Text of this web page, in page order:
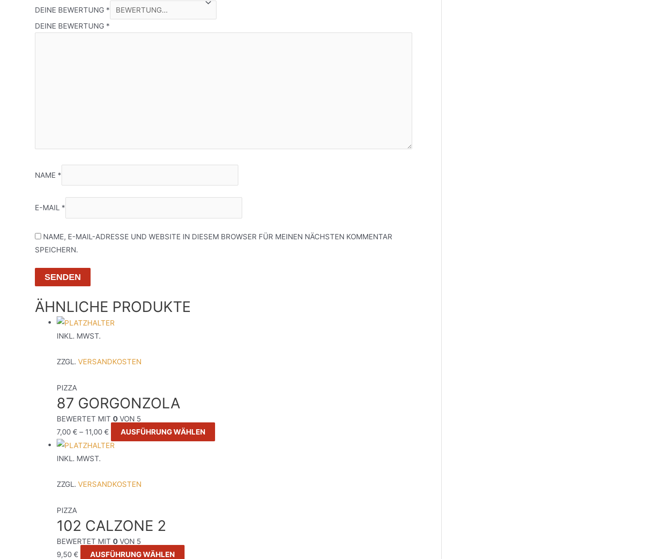
DEINE BEWERTUNG *
DEINE BEWERTUNG *
NAME *
E-MAIL *
NAME, E-MAIL-ADRESSE UND WEBSITE IN DIESEM BROWSER FÜR MEINEN NÄCHSTEN KOMMENTAR
SPEICHERN.
ÄHNLICHE PRODUKTE
INKL. MWST.
ZZGL. VERSANDKOSTEN
PIZZA
87 GORGONZOLA
BEWERTET MIT 0 VON 5
7,00 € – 11,00 € AUSFÜHRUNG WÄHLEN
INKL. MWST.
ZZGL. VERSANDKOSTEN
PIZZA
102 CALZONE 2
BEWERTET MIT 0 VON 5
9,50 € AUSFÜHRUNG WÄHLEN